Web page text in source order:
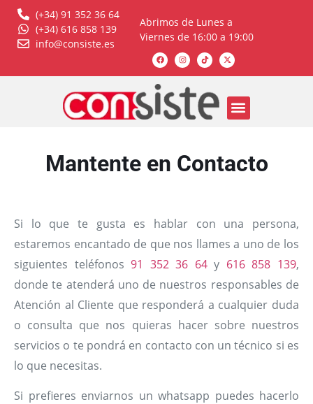
(+34) 91 352 36 64
(+34) 616 858 139
info@consiste.es
Abrimos de Lunes a
Viernes de 16:00 a 19:00
Mantente en Contacto
Si lo que te gusta es hablar con una persona,
estaremos encantado de que nos llames a uno de los
siguientes teléfonos91 352 36 64y 616 858 139,
donde te atenderá uno de nuestros responsables de
Atención al Cliente que responderá a cualquier duda
o consulta que nos quieras hacer sobre nuestros
servicios o te pondrá en contacto con un técnico si es
lo que necesitas.
Si prefieres enviarnos un whatsapp puedes hacerlo